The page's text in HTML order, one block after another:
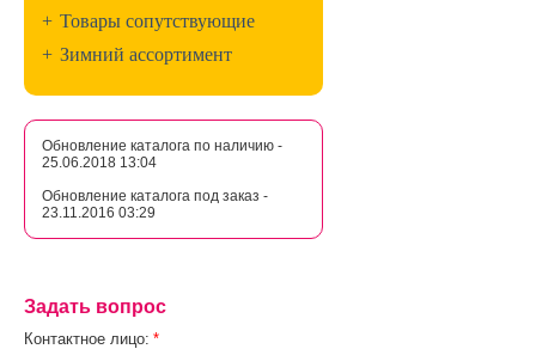
+ Товары сопутствующие
+ Зимний ассортимент
Обновление каталога по наличию -
25.06.2018 13:04
Обновление каталога под заказ -
23.11.2016 03:29
Задать вопрос
Контактное лицо: *